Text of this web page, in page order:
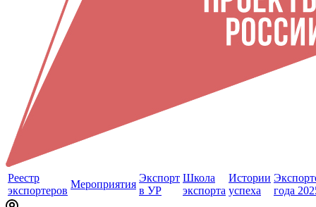
Реестр
экспортеров
Мероприятия
Экспорт
в УР
Школа
экспорта
Истории
успеха
года